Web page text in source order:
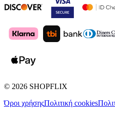
© 2026 SHOPFLIX
Όροι χρήσηςΠολιτική cookies